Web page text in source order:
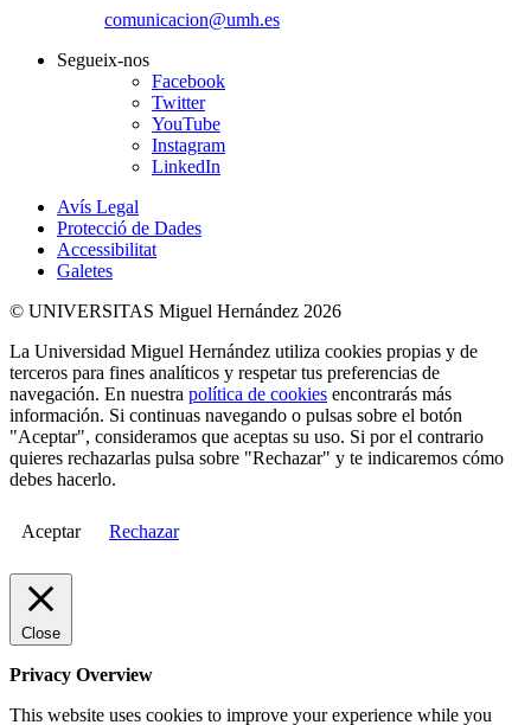
comunicacion@umh.es
Segueix-nos
Facebook
Twitter
YouTube
Instagram
LinkedIn
Avís Legal
Protecció de Dades
Accessibilitat
Galetes
© UNIVERSITAS Miguel Hernández 2026
La Universidad Miguel Hernández utiliza cookies propias y de
terceros para fines analíticos y respetar tus preferencias de
navegación. En nuestra política de cookies encontrarás más
información. Si continuas navegando o pulsas sobre el botón
"Aceptar", consideramos que aceptas su uso. Si por el contrario
quieres rechazarlas pulsa sobre "Rechazar" y te indicaremos cómo
debes hacerlo.
Aceptar Rechazar
Close
Privacy Overview
This website uses cookies to improve your experience while you